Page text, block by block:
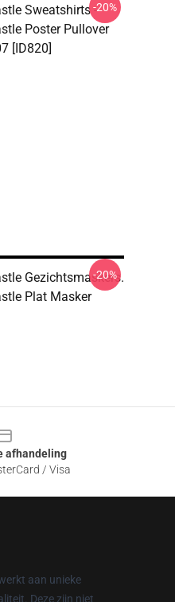
Sweatshirts -
Poster Pullover
[ID820]
-20%
Gezichtsmaskers.
Plat Masker
-20%
afhandeling
/ Visa
aan unieke
Deze zijn niet